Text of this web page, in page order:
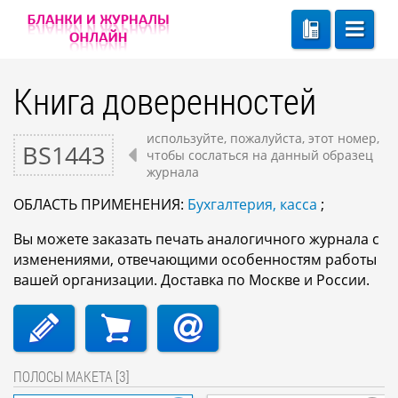
Книга доверенностей
BS1443
используйте, пожалуйста, этот номер,
чтобы сослаться на данный образец
журнала
ОБЛАСТЬ ПРИМЕНЕНИЯ: Бухгалтерия, касса ;
Вы можете заказать печать аналогичного журнала с
изменениями, отвечающими особенностям работы
вашей организации. Доставка по Москве и России.
ПОЛОСЫ МАКЕТА [3]